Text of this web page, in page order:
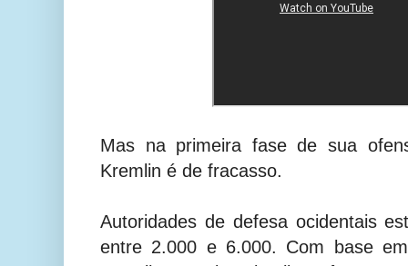
Mas na primeira fase de sua
Kremlin é de fracasso.
Autoridades de defesa ocidentais
entre 2.000 e 6.000. Com base